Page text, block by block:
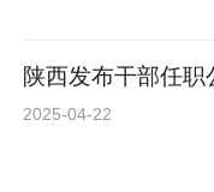
情，唯有文字可抵
点如“改革是时代
功”等，至今仍具
陕西发布干部任职
2025-04-22